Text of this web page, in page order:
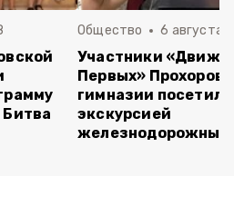
Общество 6 августа ,
Участники
Первых»
гимназии
экскурсией
железнодорожный